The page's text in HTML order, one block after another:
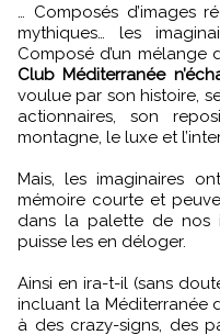
… Composés d’images
mythiques… les
Composé d’un mélange
Club Méditerranée
voulue par son histoire,
actionnaires, son
montagne, le luxe et
Mais, les imaginaires
mémoire courte et
dans la palette de nos
puisse les en déloger.
Ainsi en ira-t-il (sans
incluant la Méditerranée
à des crazy-signs, des